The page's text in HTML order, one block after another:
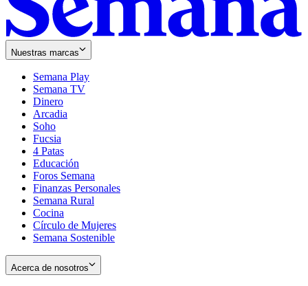
Nuestras marcas
Semana Play
Semana TV
Dinero
Arcadia
Soho
in
new
window
Fucsia
in
new
window
4 Patas
Educación
Foros Semana
Finanzas Personales
Semana Rural
Cocina
Círculo de Mujeres
Semana Sostenible
Acerca de nosotros